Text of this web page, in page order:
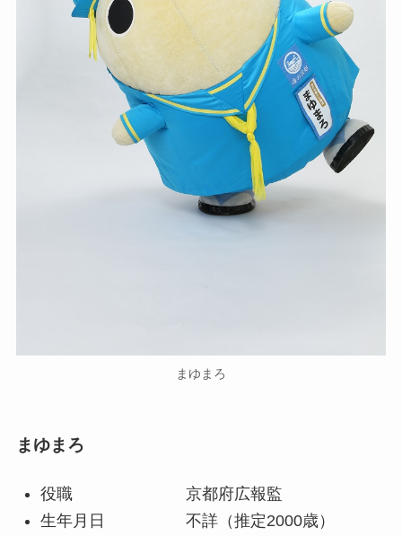
まゆまろ
まゆまろ
役職 京都府広報監
生年月日 不詳（推定2000歳）